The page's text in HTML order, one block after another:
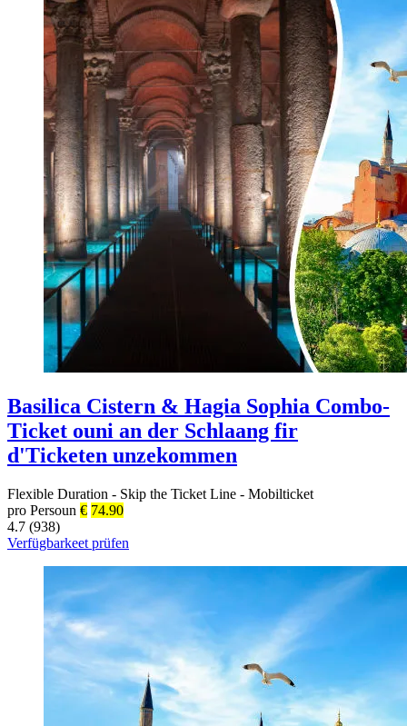
Basilica Cistern & Hagia Sophia Combo-
Ticket ouni an der Schlaang fir
d'Ticketen unzekommen
Flexible Duration - Skip the Ticket Line - Mobilticket
pro Persoun € 74.90
4.7 (938)
Verfügbarkeet prüfen